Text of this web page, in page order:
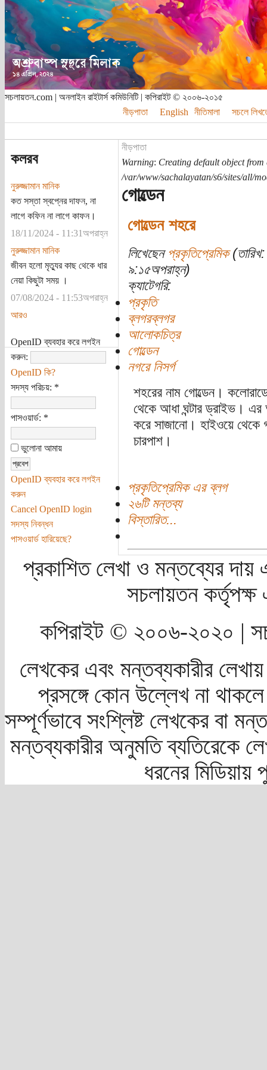
সচলায়তন.com | অনলাইন রাইটার্স কমিউনিটি | কপিরাইট © ২০০৬-২০১৫
নীড়পাতা
English নীতিমালা সচলে
কলরব
নুরুজ্জামান মানিক
কত সস্তা স্বপ্নের দাফন, না
লাগে কফিন না লাগে কাফন।
18/11/2024 - 11:31অপরাহ্ন
নুরুজ্জামান মানিক
জীবন হলো মৃত্যুর কাছ থেকে ধার
নেয়া কিছুটা সময় ।
07/08/2024 - 11:53অপরাহ্ন
আরও
OpenID ব্যবহার করে লগইন
করুন:
OpenID কি?
সদস্য পরিচয়: *
পাসওয়ার্ড: *
ভুলোনা আমায়
OpenID ব্যবহার করে লগইন
করুন
Cancel OpenID login
সদস্য নিবন্ধন
পাসওয়ার্ড হারিয়েছে?
নীড়পাতা
Warning: Creating default object from
/var/www/sachalayatan/s6/sites/all/
গোল্ডেন
গোল্ডেন শহরে
লিখেছেন প্রকৃতিপ্রেমিক
৯:১৫অপরাহ্ন)
ক্যাটেগরি:
প্রকৃতি
ব্লগরব্লগর
আলোকচিত্র
গোল্ডেন
নগরে নিসর্গ
শহরের নাম গোল্ডেন।
থেকে আধা ঘন্টার ড্রাইভ। এর
করে সাজানো। হাইওয়ে থেকে
চারপাশ।
প্রকৃতিপ্রেমিক এর ব্লগ
২৬টি মন্তব্য
বিস্তারিত...
প্রকাশিত লেখা ও মন্তব্যের দায়
সচলায়তন
কপিরাইট © ২০০৬-২০২০ |
লেখকের এবং মন্তব্যকারীর
প্রসঙ্গে কোন উল্লেখ না
সম্পূর্ণভাবে সংশ্লিষ্ট লেখকের বা
মন্তব্যকারীর অনুমতি ব্যতিরেকে
ধরনের মিডিয়ায়